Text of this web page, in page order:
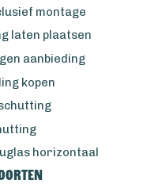
montage
laten plaatsen
aanbieding
kopen
horizontaal